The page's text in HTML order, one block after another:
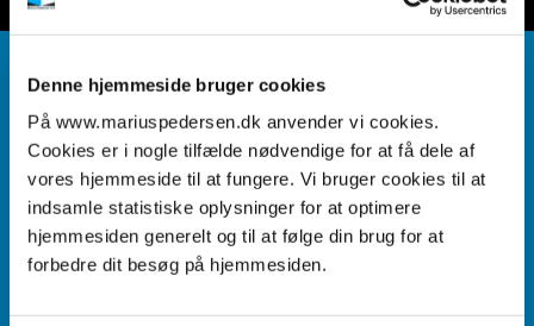
Denne hjemmeside bruger cookies
På www.mariuspedersen.dk anvender vi cookies.
Cookies er i nogle tilfælde nødvendige for at få dele af
vores hjemmeside til at fungere. Vi bruger cookies til at
indsamle statistiske oplysninger for at optimere
hjemmesiden generelt og til at følge din brug for at
forbedre dit besøg på hjemmesiden.
Affaldssortering er kærlighed til miljøet
Hos Marius Pedersen A/S håndterer vi dagligt betydelige
mængder affald. En vigtig del af vores arbejde er at sikre,
at så stor en andel som muligt bliver omdannet til nye,
cirkulære råvarer. Vi betragter affald som en værdifuld
ressource og som en central nøgle i den grønne